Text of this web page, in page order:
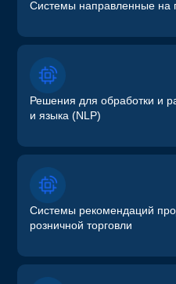
Системы направленные на
Решения для обработки и
и языка (NLP)
Системы рекомендаций
розничной торговли